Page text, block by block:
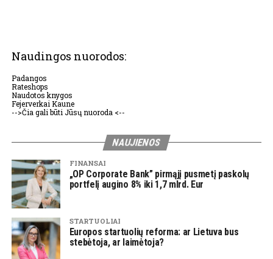
Naudingos nuorodos:
Padangos
Rateshops
Naudotos knygos
Fejerverkai Kaune
-->Čia gali būti Jūsų nuoroda <--
NAUJIENOS
FINANSAI
„OP Corporate Bank” pirmąjį pusmetį paskolų
portfelį augino 8% iki 1,7 mlrd. Eur
STARTUOLIAI
Europos startuolių reforma: ar Lietuva bus
stebėtoja, ar laimėtoja?